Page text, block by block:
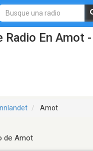
Radio En Amot
Innlandet Amot
de Amot